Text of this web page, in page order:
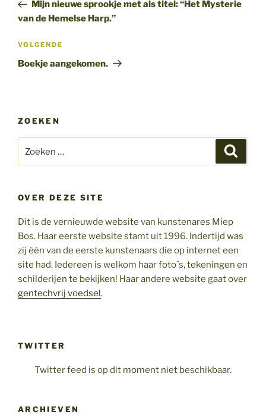
Mijn nieuwe sprookje met als titel: “Het Mysterie
van de Hemelse Harp.”
Volgend
bericht
VOLGENDE
Boekje aangekomen.
ZOEKEN
naar:
OVER DEZE SITE
Dit is de vernieuwde website van kunstenares Miep
Bos. Haar eerste website stamt uit 1996. Indertijd was
zij één van de eerste kunstenaars die op internet een
site had. Iedereen is welkom haar foto´s, tekeningen en
schilderijen te bekijken! Haar andere website gaat over
gentechvrij voedsel.
TWITTER
Twitter feed is op dit moment niet beschikbaar.
ARCHIEVEN